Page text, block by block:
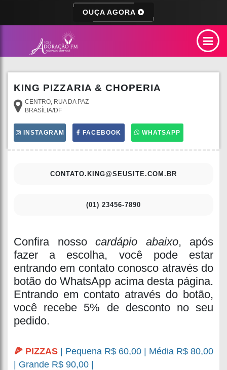
OUÇA AGORA
KING PIZZARIA & CHOPERIA
CENTRO, RUA DA PAZ
BRASÍLIA/DF
INSTAGRAM FACEBOOK WHATSAPP
CONTATO.KING@SEUSITE.COM.BR
(01) 23456-7890
Confira nosso cardápio abaixo, após
fazer a escolha, você pode estar
entrando em contato conosco através do
botão do WhatsApp acima desta página.
Entrando em contato através do botão,
você recebe 5% de desconto no seu
pedido.
🍕 PIZZAS | Pequena R$ 60,00 | Média R$ 80,00
| Grande R$ 90,00 |